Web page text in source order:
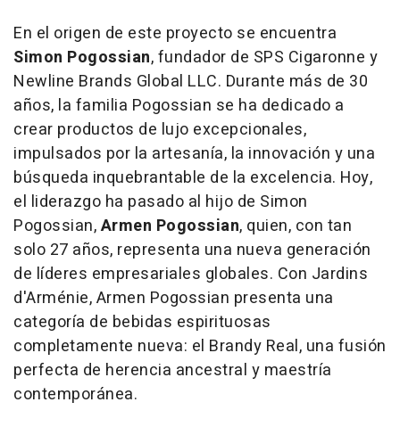
En el origen de este proyecto se encuentra
Simon Pogossian, fundador de SPS Cigaronne y
Newline Brands Global LLC. Durante más de 30
años, la familia Pogossian se ha dedicado a
crear productos de lujo excepcionales,
impulsados por la artesanía, la innovación y una
búsqueda inquebrantable de la excelencia. Hoy,
el liderazgo ha pasado al hijo de Simon
Pogossian,Armen Pogossian, quien, con tan
solo 27 años, representa una nueva generación
de líderes empresariales globales. Con Jardins
d'Arménie,Armen Pogossian presenta una
categoría de bebidas espirituosas
completamente nueva: el Brandy Real, una fusión
perfecta de herencia ancestral y maestría
contemporánea.